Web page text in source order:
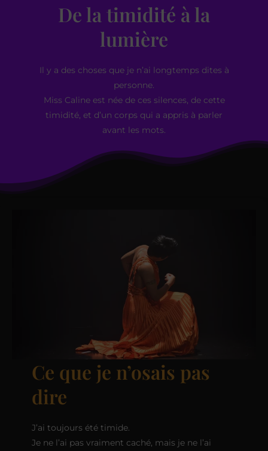
De la timidité à la
lumière
Il y a des choses que je n’ai longtemps dites à
personne.
Miss Caline est née de ces silences, de cette
timidité, et d’un corps qui a appris à parler
avant les mots.
Ce que je n’osais pas
dire
J’ai toujours été timide.
Je ne l’ai pas vraiment caché, mais je ne l’ai